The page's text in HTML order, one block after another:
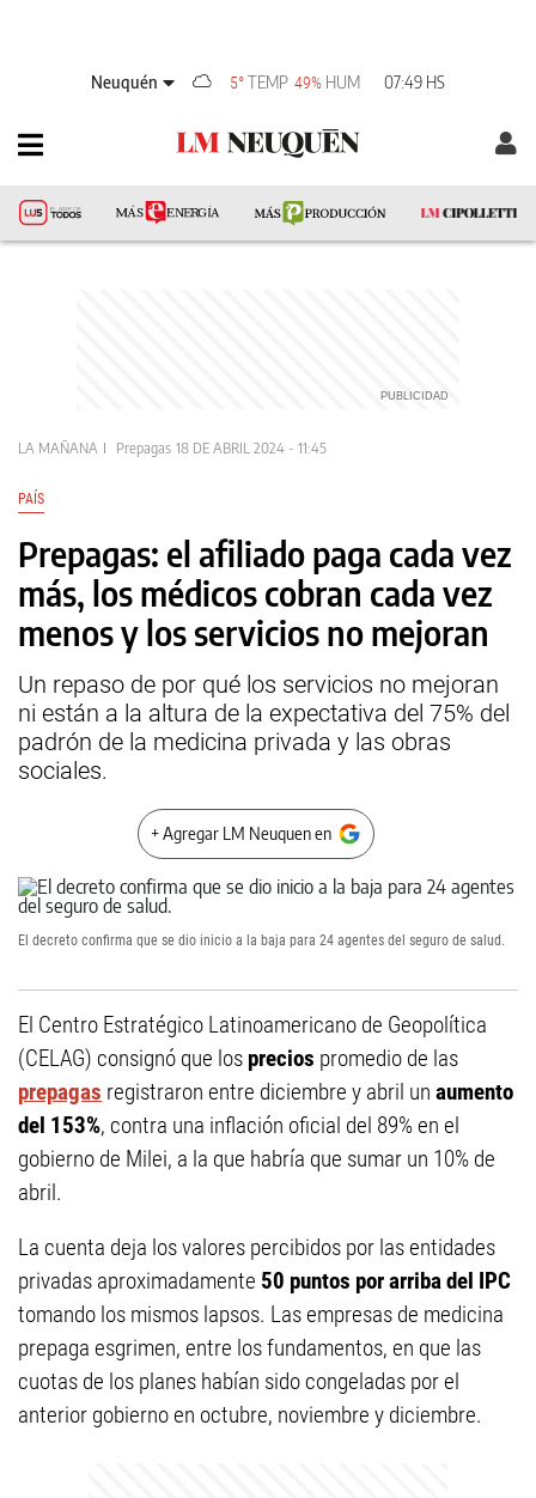
Neuquén 5°TEMP 49% HUM 07:49 HS
LA MAÑANA Prepagas 18 DE ABRIL 2024 - 11:45
PAÍS
Prepagas: el afiliado paga cada vez
más, los médicos cobran cada vez
menos y los servicios no mejoran
Un repaso de por qué los servicios no mejoran
ni están a la altura de la expectativa del 75% del
padrón de la medicina privada y las obras
sociales.
+ Agregar LM Neuquen en
El decreto confirma que se dio inicio a la baja para 24 agentes del seguro de salud.
El Centro Estratégico Latinoamericano de Geopolítica
(CELAG) consignó que los precios promedio de las
prepagas registraron entre diciembre y abril un aumento
del 153%, contra una inflación oficial del 89% en el
gobierno de Milei, a la que habría que sumar un 10% de
abril.
La cuenta deja los valores percibidos por las entidades
privadas aproximadamente 50 puntos por arriba del IPC
tomando los mismos lapsos. Las empresas de medicina
prepaga esgrimen, entre los fundamentos, en que las
cuotas de los planes habían sido congeladas por el
anterior gobierno en octubre, noviembre y diciembre.